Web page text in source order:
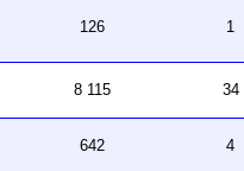
126 1
8 115 34
642 4